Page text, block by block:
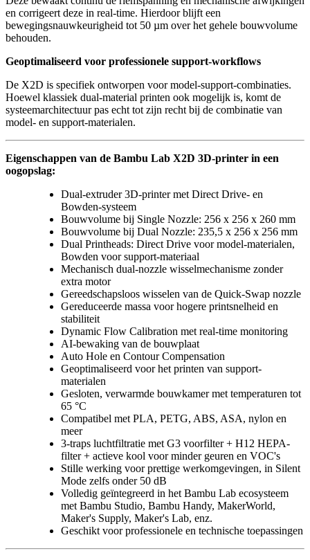
en corrigeert deze in real-time. Hierdoor blijft een
bewegingsnauwkeurigheid tot 50 µm over het gehele bouwvolume
behouden.
Geoptimaliseerd voor professionele support-workflows
De X2D is specifiek ontworpen voor model-support-combinaties.
Hoewel klassiek dual-material printen ook mogelijk is, komt de
systeemarchitectuur pas echt tot zijn recht bij de combinatie van
model- en support-materialen.
Eigenschappen van de Bambu Lab X2D 3D-printer in een
oogopslag:
Dual-extruder 3D-printer met Direct Drive- en
Bowden-systeem
Bouwvolume bij Single Nozzle: 256 x 256 x 260 mm
Bouwvolume bij Dual Nozzle: 235,5 x 256 x 256 mm
Dual Printheads: Direct Drive voor model-materialen,
Bowden voor support-materiaal
Mechanisch dual-nozzle wisselmechanisme zonder
extra motor
Gereedschapsloos wisselen van de Quick-Swap nozzle
Gereduceerde massa voor hogere printsnelheid en
stabiliteit
Dynamic Flow Calibration met real-time monitoring
AI-bewaking van de bouwplaat
Auto Hole en Contour Compensation
Geoptimaliseerd voor het printen van support-
materialen
Gesloten, verwarmde bouwkamer met temperaturen tot
65 °C
Compatibel met PLA, PETG, ABS, ASA, nylon en
meer
3-traps luchtfiltratie met G3 voorfilter + H12 HEPA-
filter + actieve kool voor minder geuren en VOC's
Stille werking voor prettige werkomgevingen, in Silent
Mode zelfs onder 50 dB
Volledig geïntegreerd in het Bambu Lab ecosysteem
met Bambu Studio, Bambu Handy, MakerWorld,
Maker's Supply, Maker's Lab, enz.
Geschikt voor professionele en technische toepassingen